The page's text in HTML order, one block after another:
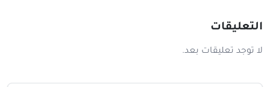
التعليقات
لا توجد تعليقات بعد.